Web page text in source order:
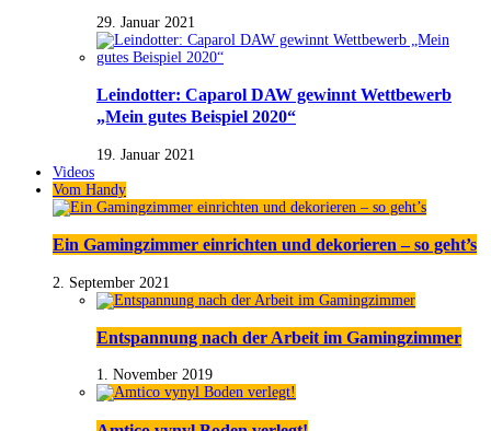
29. Januar 2021
Leindotter: Caparol DAW gewinnt Wettbewerb
„Mein gutes Beispiel 2020“
19. Januar 2021
Videos
Vom Handy
Ein Gamingzimmer einrichten und dekorieren – so geht’s
2. September 2021
Entspannung nach der Arbeit im Gamingzimmer
1. November 2019